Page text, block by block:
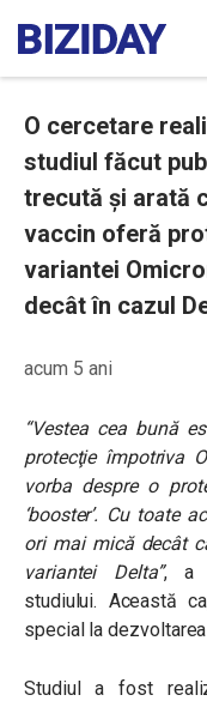
O cercetare
studiul făcut
trecută și arată
vaccin oferă
variantei
decât în cazul
acum 5 ani
“Vestea cea bună
protecţie împotriva
vorba despre o
‘booster’. Cu toate
ori mai mică decât
variantei Delta”, a
studiului. Această
special la
Studiul a fost